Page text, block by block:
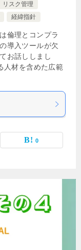
リスク管理
経緯指針
倫理とコンプラ
導入ツールが欠
お話ししまし
人材を含めた広範
0